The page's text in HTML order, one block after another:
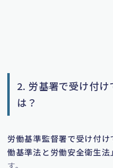
2. 労基署で受け付
は？
労働基準監督署で受け付
働基準法と労働安全衛生法
す。